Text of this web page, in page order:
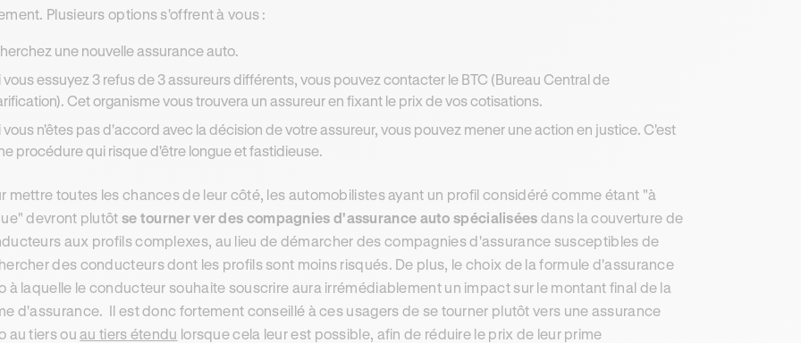
Plusieurs options s'offrent à vous :
une nouvelle assurance auto.
vous essuyez 3 refus de 3 assureurs différents, vous pouvez contacter le BTC (Bureau Central de
Cet organisme vous trouvera un assureur en fixant le prix de vos cotisations.
vous n'êtes pas d'accord avec la décision de votre assureur, vous pouvez mener une action en justice. C'est
procédure qui risque d'être longue et fastidieuse.
mettre toutes les chances de leur côté, les automobilistes ayant un profil considéré comme étant "à
devront plutôt se tourner ver des compagnies d'assurance auto spécialisées dans la couverture de
aux profils complexes, au lieu de démarcher des compagnies d'assurance susceptibles de
des conducteurs dont les profils sont moins risqués. De plus, le choix de la formule d'assurance
à laquelle le conducteur souhaite souscrire aura irrémédiablement un impact sur le montant final de la
d'assurance. Il est donc fortement conseillé à ces usagers de se tourner plutôt vers une assurance
au tiers ouau tiers étendu lorsque cela leur est possible, afin de réduire le prix de leur prime